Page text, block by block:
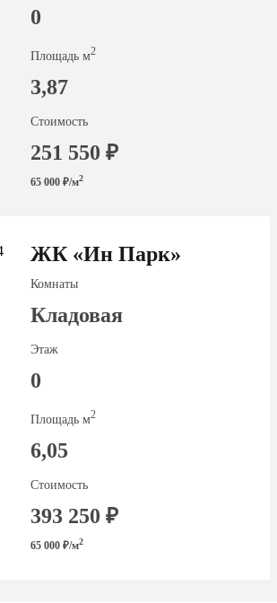
0
Площадь м2
3,87
Стоимость
251 550 ₽
65 000 ₽/м2
ЖК «Ин Парк»
Комнаты
Кладовая
Этаж
0
Площадь м2
6,05
Стоимость
393 250 ₽
65 000 ₽/м2